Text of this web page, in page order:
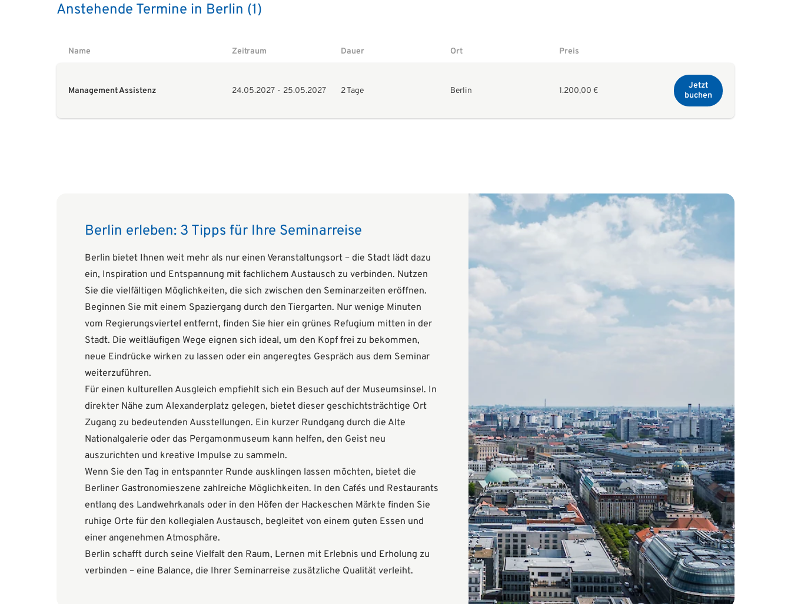
Anstehende Termine in Berlin (1)
Name Zeitraum Dauer Ort Preis
Management Assistenz 24.05.2027 - 25.05.2027 2 Tage Berlin 1.200,00 €
Jetzt
buchen
Berlin erleben: 3 Tipps für Ihre Seminarreise
Berlin bietet Ihnen weit mehr als nur einen Veranstaltungsort – die Stadt lädt dazu
ein, Inspiration und Entspannung mit fachlichem Austausch zu verbinden. Nutzen
Sie die vielfältigen Möglichkeiten, die sich zwischen den Seminarzeiten eröffnen.
Beginnen Sie mit einem Spaziergang durch den Tiergarten. Nur wenige Minuten
vom Regierungsviertel entfernt, finden Sie hier ein grünes Refugium mitten in der
Stadt. Die weitläufigen Wege eignen sich ideal, um den Kopf frei zu bekommen,
neue Eindrücke wirken zu lassen oder ein angeregtes Gespräch aus dem Seminar
weiterzuführen.
Für einen kulturellen Ausgleich empfiehlt sich ein Besuch auf der Museumsinsel. In
direkter Nähe zum Alexanderplatz gelegen, bietet dieser geschichtsträchtige Ort
Zugang zu bedeutenden Ausstellungen. Ein kurzer Rundgang durch die Alte
Nationalgalerie oder das Pergamonmuseum kann helfen, den Geist neu
auszurichten und kreative Impulse zu sammeln.
Wenn Sie den Tag in entspannter Runde ausklingen lassen möchten, bietet die
Berliner Gastronomieszene zahlreiche Möglichkeiten. In den Cafés und Restaurants
entlang des Landwehrkanals oder in den Höfen der Hackeschen Märkte finden Sie
ruhige Orte für den kollegialen Austausch, begleitet von einem guten Essen und
einer angenehmen Atmosphäre.
Berlin schafft durch seine Vielfalt den Raum, Lernen mit Erlebnis und Erholung zu
verbinden – eine Balance, die Ihrer Seminarreise zusätzliche Qualität verleiht.